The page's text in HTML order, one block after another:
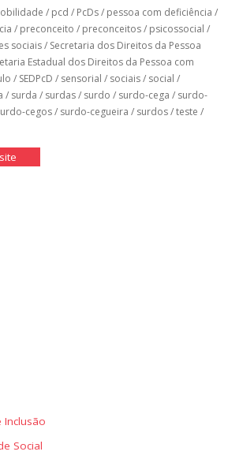
/ pcd / PcDs/ pessoa com deficiência /
/ preconceito / preconceitos/ psicossocial /
sociais/ Secretaria dos Direitos da Pessoa
Estadual dos Direitos da Pessoa com
/ SEDPcD / sensorial / sociais/ social /
/ surda / surdas/ surdo / surdo-cega / surdo-
cegos/ surdo-cegueira / surdos/teste /
"Qual
Inclusão
Social